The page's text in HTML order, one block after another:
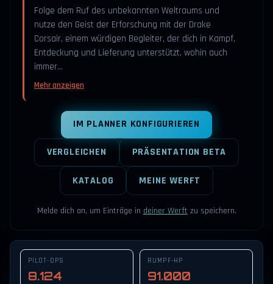
Folge dem Ruf des unbekannten Weltraums und
nutze den Geist der Erforschung mit der Drake
Corsair, einem würdigen Begleiter, der dich in Kampf,
Entdeckung und Lieferung unterstützt, wohin auch
immer…
Mehr anzeigen
IM PLANNER KONFIGURIEREN
VERGLEICHEN PRÄSENTATION BETA
KATALOG MEINE WERFT
Melde dich an, um Einträge in deiner Werft zu speichern.
PILOT-DPS
8.124
RUMPF-HP
91.000